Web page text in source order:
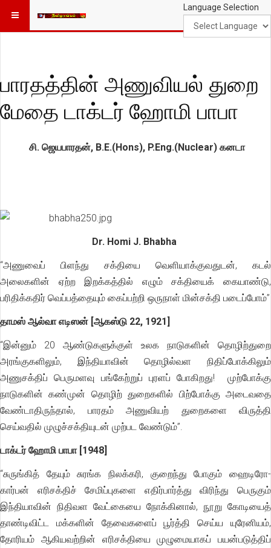
Language Selection
பாரதத்தின் அணுவியல் துறை
மேதை டாக்டர் ஹோமி பாபா
சி. ஜெயபாரதன், B.E.(Hons), P.Eng.(Nuclear) கனடா
Dr. Homi J. Bhabha
“அணுவைப் பிளந்து சக்தியை வெளியாக்குவதுடன், கடல்
அலைகளின் ஏற்ற இறக்கத்தில் எழும் சக்தியைக் கையாண்டு,
பரிதிக்கதிர் வெப்பத்தையும் கைப்பற்றி ஒருநாள் மின்சக்தி படைப்போம்”
தாமஸ் ஆல்வா எடிஸன் [ஆகஸ்டு 22, 1921]
“இன்னும் 20 ஆண்டுகளுக்குள் உலக நாடுகளின் தொழிற்துறை
அரங்குகளிலும், இந்தியாவின் தொழில்வள நிதிப்போக்கிலும்
அணுசக்திப் பெருமளவு பங்கேற்றுப் புரளப் போகிறது! முற்போக்கு
நாடுகளின் கண்முன் தொழிற் துறைகளில் பிற்போக்கு அடைவதை
வேண்டாதிருந்தால், பாரதம் அணுவியற் துறைகளை விருத்தி
செய்வதில் முழுச்சக்தியுடன் முற்பட வேண்டும்”.
டாக்டர் ஹோமி பாபா [1948]
“சுருங்கித் தேயும் சுரங்க நிலக்கரி, குறைந்து போகும் ஹைடிரோ-
கார்பன் எரிசக்திச் சேமிப்புகளை எதிர்பார்த்து விரிந்து பெருகும்
இந்தியாவின் நிதிவள வேட்கையை நோக்கினால், நூறு கோடியைத்
தாண்டிவிட்ட மக்களின் தேவைகளைப் பூர்த்தி செய்ய யுரேனியம்,
தோரியம் ஆகியவற்றின் எரிசக்தியை முழுமையாகப் பயன்படுத்திப்